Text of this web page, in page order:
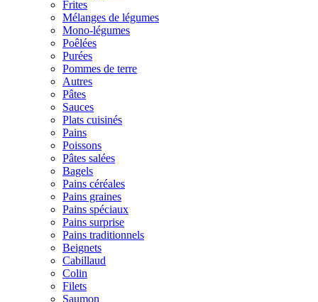
Frites
Mélanges de légumes
Mono-légumes
Poêlées
Purées
Pommes de terre
Autres
Pâtes
Sauces
Plats cuisinés
Pains
Poissons
Pâtes salées
Bagels
Pains céréales
Pains graines
Pains spéciaux
Pains surprise
Pains traditionnels
Beignets
Cabillaud
Colin
Filets
Saumon